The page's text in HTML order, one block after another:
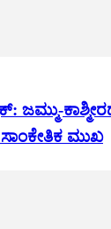
ಜಮ್ಮು-
ಮುಖ